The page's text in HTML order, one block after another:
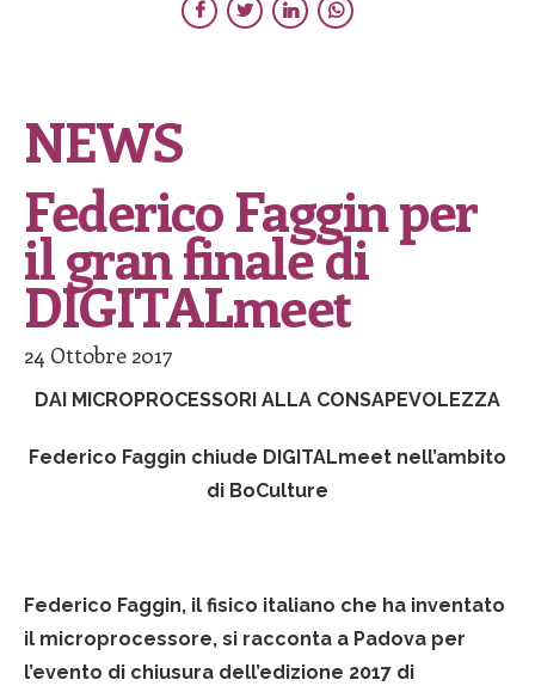
NEWS
Federico Faggin per
il gran finale di
DIGITALmeet
24 Ottobre 2017
DAI MICROPROCESSORI ALLA CONSAPEVOLEZZA
Federico Faggin chiude DIGITALmeet nell’ambito
di BoCulture
Federico Faggin, il fisico italiano che ha inventato
il microprocessore, si racconta a Padova per
l’evento di chiusura dell’edizione 2017 di